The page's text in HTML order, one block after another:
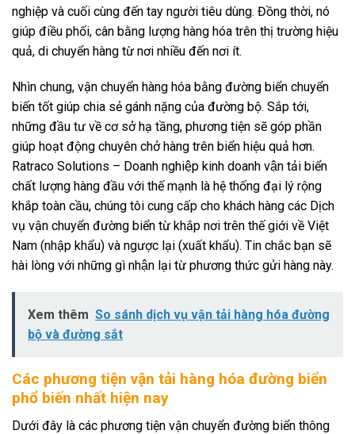
nghiệp và cuối cùng đến tay người tiêu dùng. Đồng thời, nó
giúp điều phối, cân bằng lượng hàng hóa trên thị trường hiệu
quả, di chuyển hàng từ nơi nhiều đến nơi ít.
Nhìn chung, vận chuyển hàng hóa bằng đường biển chuyển
biến tốt giúp chia sẻ gánh nặng của đường bộ. Sắp tới,
những đầu tư về cơ sở hạ tầng, phương tiện sẽ góp phần
giúp hoạt động chuyên chở hàng trên biển hiệu quả hơn.
Ratraco Solutions – Doanh nghiệp kinh doanh vận tải biển
chất lượng hàng đầu với thế mạnh là hệ thống đại lý rộng
khắp toàn cầu, chúng tôi cung cấp cho khách hàng các Dịch
vụ vận chuyển đường biển từ khắp nơi trên thế giới về Việt
Nam (nhập khẩu) và ngược lại (xuất khẩu). Tin chắc bạn sẽ
hài lòng với những gì nhận lại từ phương thức gửi hàng này.
Xem thêm So sánh dịch vụ vận tải hàng hóa đường
bộ và đường sắt
Các phương tiện vận tải hàng hóa đường biển
phổ biến nhất hiện nay
Dưới đây là các phương tiện vận chuyển đường biển thông